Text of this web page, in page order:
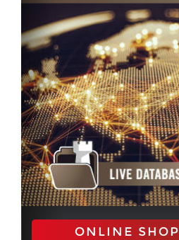
ONLINE SHOP